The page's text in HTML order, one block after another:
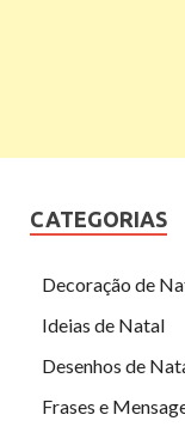
CATEGORIAS
Decoração de
Ideias de Natal
Desenhos de
Frases e